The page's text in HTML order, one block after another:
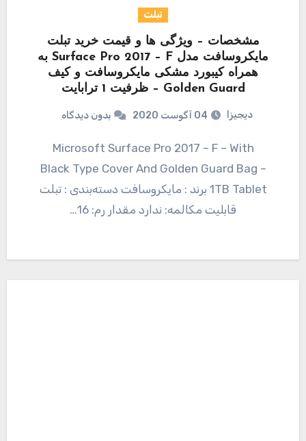
تبلت
مشخصات – ویژگی ها و قیمت خرید تبلت
مایکروسافت مدل Surface Pro 2017 – F به
همراه کیبورد مشکی مایکروسافت و کیف
Golden Guard – ظرفیت 1 ترابایت
دیجیزا 04 آگوست 2020 بدون دیدگاه
Microsoft Surface Pro 2017 – F – With
Black Type Cover And Golden Guard Bag –
1TB Tablet برند : مایکروسافت دسته‌بندی : تبلت
قابلیت مکالمه: ندارد مقدار رم: 16…